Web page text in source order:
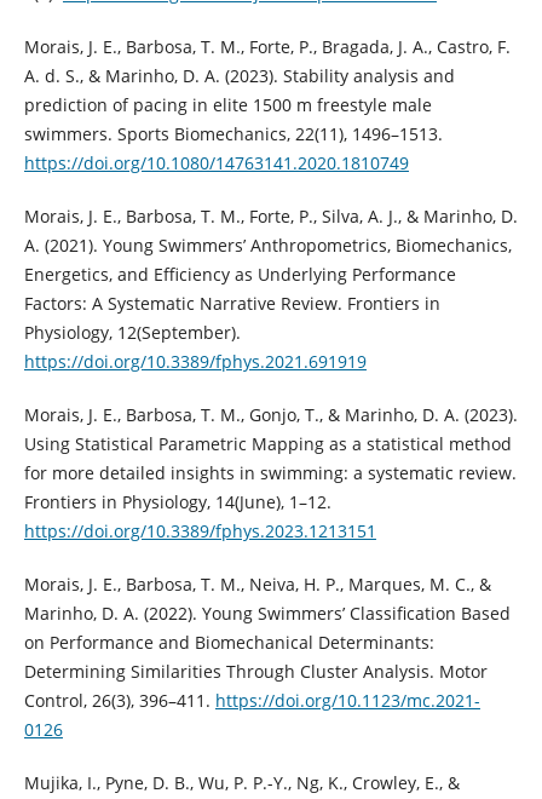
Morais, J. E., Barbosa, T. M., Forte, P., Bragada, J. A., Castro, F.
A. d. S., & Marinho, D. A. (2023). Stability analysis and
prediction of pacing in elite 1500 m freestyle male
swimmers. Sports Biomechanics, 22(11), 1496–1513.
https://doi.org/10.1080/14763141.2020.1810749
Morais, J. E., Barbosa, T. M., Forte, P., Silva, A. J., & Marinho, D.
A. (2021). Young Swimmers’ Anthropometrics, Biomechanics,
Energetics, and Efficiency as Underlying Performance
Factors: A Systematic Narrative Review. Frontiers in
Physiology, 12(September).
https://doi.org/10.3389/fphys.2021.691919
Morais, J. E., Barbosa, T. M., Gonjo, T., & Marinho, D. A. (2023).
Using Statistical Parametric Mapping as a statistical method
for more detailed insights in swimming: a systematic review.
Frontiers in Physiology, 14(June), 1–12.
https://doi.org/10.3389/fphys.2023.1213151
Morais, J. E., Barbosa, T. M., Neiva, H. P., Marques, M. C., &
Marinho, D. A. (2022). Young Swimmers’ Classification Based
on Performance and Biomechanical Determinants:
Determining Similarities Through Cluster Analysis. Motor
Control, 26(3), 396–411. https://doi.org/10.1123/mc.2021-
0126
Mujika, I., Pyne, D. B., Wu, P. P.-Y., Ng, K., Crowley, E., &